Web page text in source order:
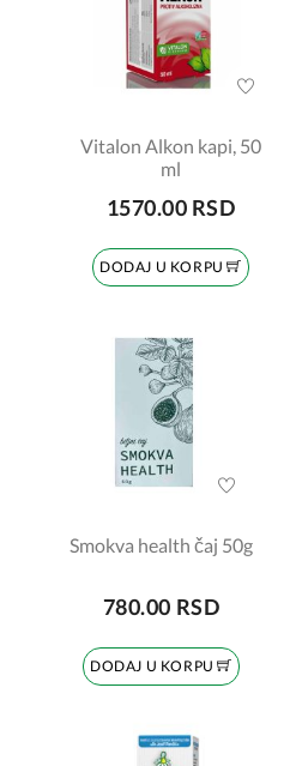
Vitalon Alkon kapi, 50
ml
1570.00 RSD
DODAJ U KORPU
Smokva health čaj 50g
780.00 RSD
DODAJ U KORPU